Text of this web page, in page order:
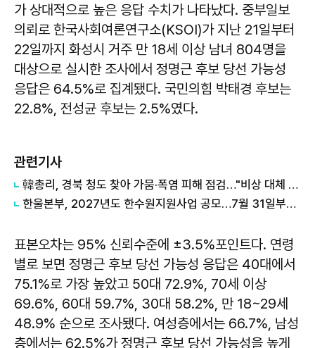
가 상대적으로 높은 응답 수치가 나타났다. 중부일보
의뢰로 한국사회여론연구소(KSOI)가 지난 21일부터
22일까지 화성시 거주 만 18세 이상 남녀 804명을
대상으로 실시한 조사에서 정명근 후보 당선 가능성
응답은 64.5%로 집계됐다. 국민의힘 박태경 후보는
22.8%, 전성균 후보는 2.5%였다.
관련기사
韓총리, 경북 청도 찾아 가뭄·폭염 피해 점검…"비상 대체 수원 적극 활용"
한울본부, 2027년도 한수원지원사업 공모…7월 31일부터 접수
표본오차는 95% 신뢰수준에 ±3.5%포인트다. 연령
별로 보면 정명근 후보 당선 가능성 응답은 40대에서
75.1%로 가장 높았고 50대 72.9%, 70세 이상
69.6%, 60대 59.7%, 30대 58.2%, 만 18~29세
48.9% 순으로 조사됐다. 여성층에서는 66.7%, 남성
층에서는 62.5%가 정명근 후보 당선 가능성을 높게